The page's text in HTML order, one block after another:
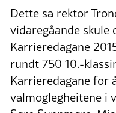
Dette sa rektor
vidaregåande skule
Karrieredagane
rundt 750 10.-
Karrieredagane for
valmoglegheitene i